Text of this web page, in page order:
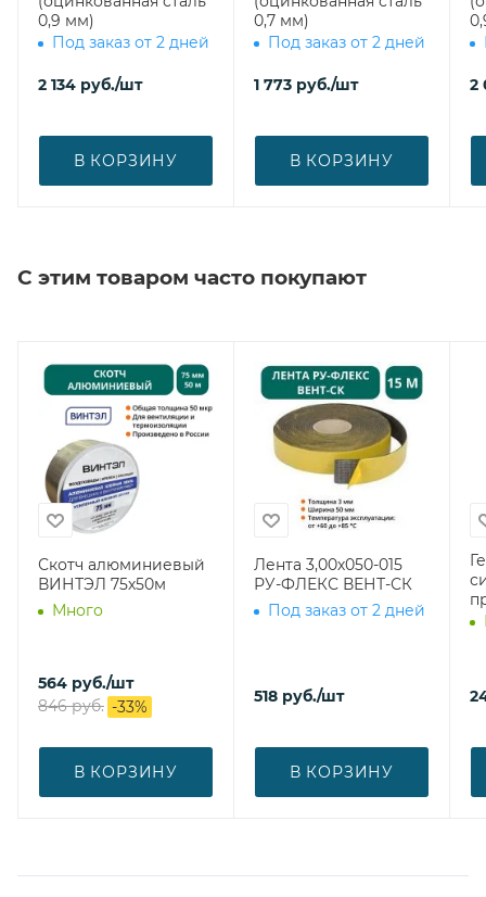
0,9 мм)
Под заказ от 2 дней
2 134 руб./шт
В КОРЗИНУ
0,7 мм)
Под заказ от 2 дней
1 773 руб./шт
В КОРЗИНУ
2
С этим товаром часто покупают
Скотч алюминиевый
ВИНТЭЛ 75х50м
Много
564 руб./шт
846руб. -33%
В КОРЗИНУ
Лента 3,00х050-015
РУ-ФЛЕКС ВЕНТ-СК
Под заказ от 2 дней
518 руб./шт
В КОРЗИНУ